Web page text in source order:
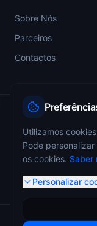
Sobre Nós
Parceiros
Contactos
ANEPC —
Utilizamos
Pode
os cookies. Saber
Personalizar